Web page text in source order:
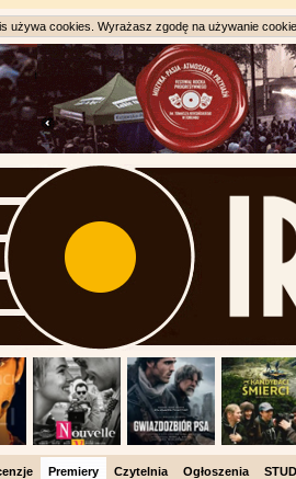
używa cookies. Wyrażasz zgodę na używanie
Premiery Czytelnia Ogłoszenia